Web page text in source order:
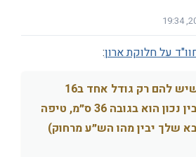
על חלוקת ארון:
נראה לי שיש להם רק גודל אחד ב16
כרכים, ואם אני מבין נכון הוא בגובה 36 ס״מ, טיפה
שלך יבין מהו הש״ע מרחוק)